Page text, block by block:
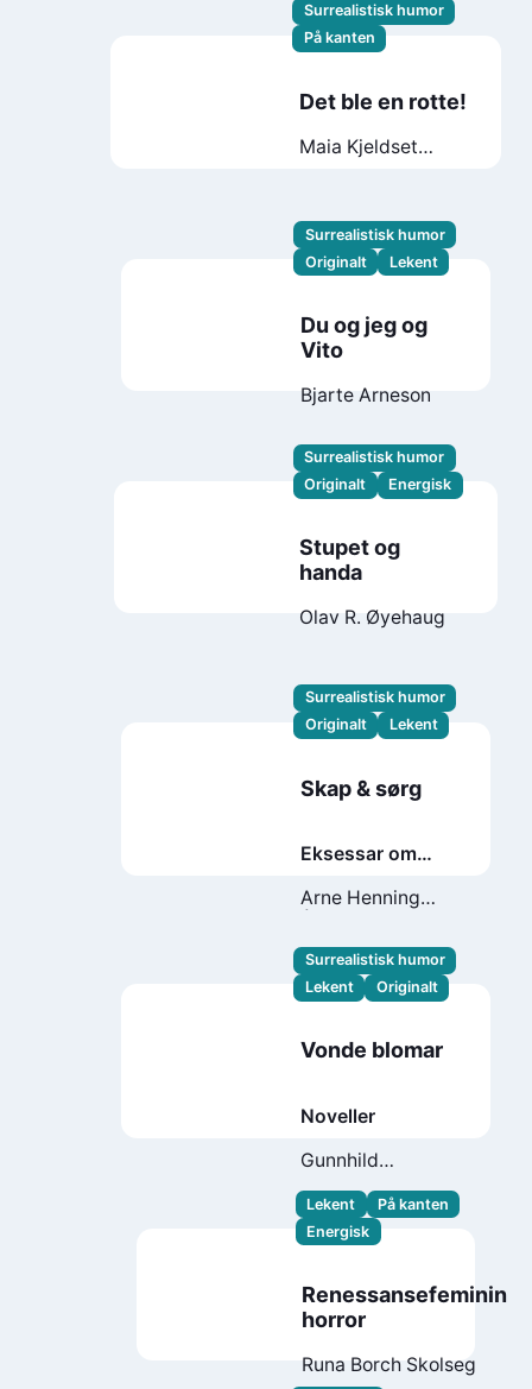
Surrealistisk humor
På kanten
Det ble en rotte!
Maia Kjeldset
Surrealistisk humor
Originalt
Lekent
Du og jeg og
Vito
Bjarte Arneson
Surrealistisk humor
Originalt
Energisk
Stupet og
handa
Olav R. Øyehaug
Surrealistisk humor
Originalt
Lekent
Skap & sørg
Eksessar om
Arne Henning
Surrealistisk humor
Lekent
Originalt
Vonde blomar
Noveller
Gunnhild
Lekent
På kanten
Energisk
Renessansefeminin
horror
Runa Borch Skolseg